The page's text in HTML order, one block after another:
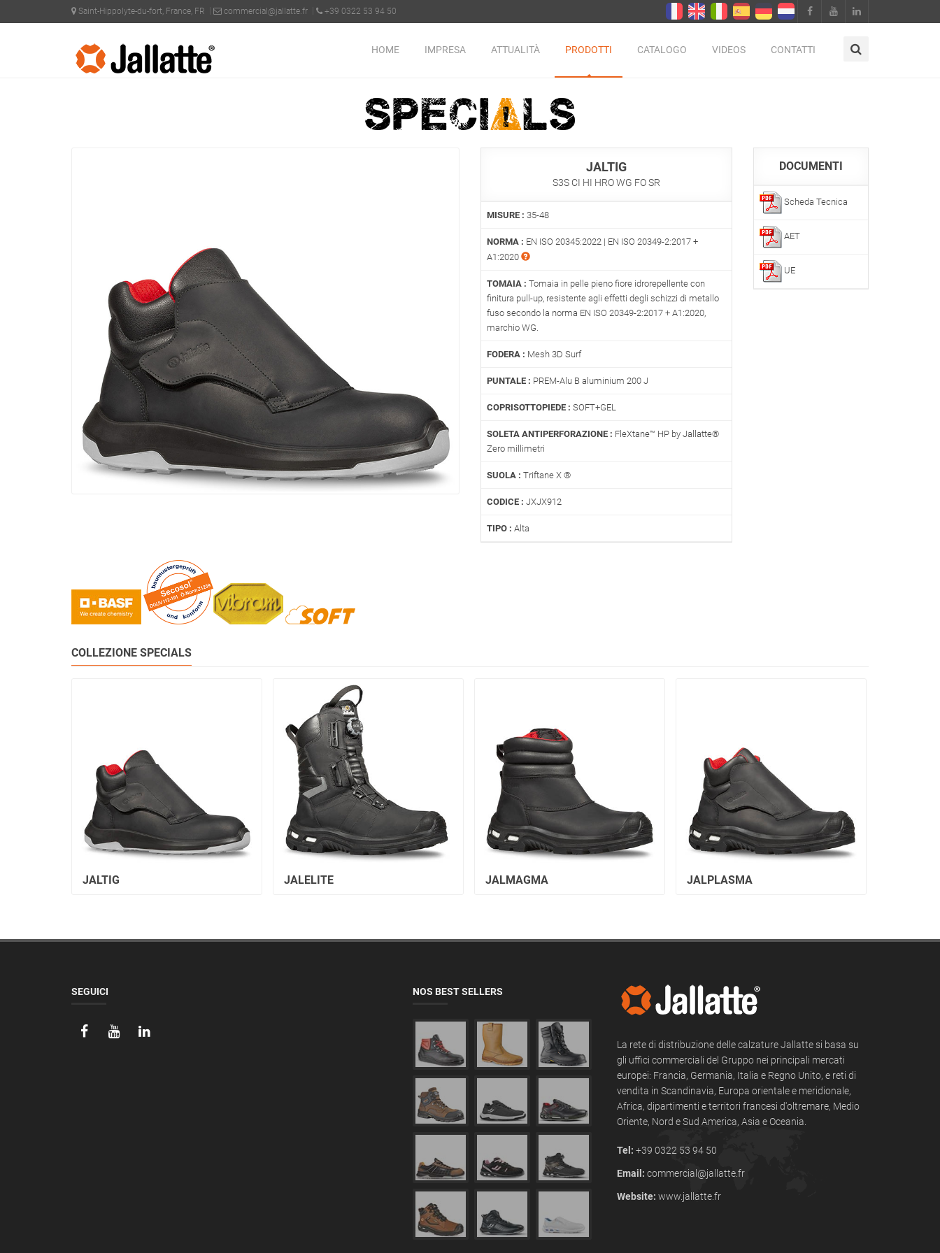
Saint-Hippolyte-du-fort, France, FR commercial@jallatte.fr +39 0322 53 94 50
HOME IMPRESA ATTUALITÀ PRODOTTI CATALOGO VIDEOS
CONTATTI
PRODOTTI >
COLLEZIONI > SPECIALS
JALTIG
S3S CI HI HRO WG FO SR
MISURE : 35-48
NORMA : EN ISO 20345:2022 | EN ISO 20349-2:2017 +
A1:2020
TOMAIA : Tomaia in pelle pieno fiore idrorepellente con
finitura pull-up, resistente agli effetti degli schizzi di metallo
fuso secondo la norma EN ISO 20349-2:2017 + A1:2020,
marchio WG.
FODERA : Mesh 3D Surf
PUNTALE : PREM-Alu B aluminium 200 J
COPRISOTTOPIEDE : SOFT+GEL
SOLETA ANTIPERFORAZIONE : FleXtane™ HP by Jallatte®
Zero millimetri
SUOLA : Triftane X ®
CODICE : JXJX912
TIPO : Alta
DOCUMENTI
Scheda Tecnica
AET
UE
COLLEZIONE SPECIALS
JALTIG JALELITE JALMAGMA JALPLASMA
SEGUICI NOS BEST SELLERS
La rete di distribuzione delle calzature Jallatte si basa su
gli uffici commerciali del Gruppo nei principali mercati
europei: Francia, Germania, Italia e Regno Unito, e reti di
vendita in Scandinavia, Europa orientale e meridionale,
Africa, dipartimenti e territori francesi d'oltremare, Medio
Oriente, Nord e Sud America, Asia e Oceania.
Tel: +39 0322 53 94 50
Email: commercial@jallatte.fr
Website: www.jallatte.fr